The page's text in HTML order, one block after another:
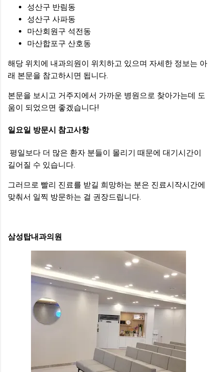
성산구 반림동
성산구 사파동
마산회원구 석전동
마산합포구 산호동
해당 위치에 내과의원이 위치하고 있으며 자세한 정보는 아
래 본문을 참고하시면 됩니다.
본문을 보시고 거주지에서 가까운 병원으로 찾아가는데 도
움이 되었으면 좋겠습니다!
일요일 방문시 참고사항
평일보다 더 많은 환자 분들이 몰리기 때문에 대기시간이
길어질 수 있습니다.
그러므로 빨리 진료를 받길 희망하는 분은 진료시작시간에
맞춰서 일찍 방문하는 걸 권장드립니다.
삼성탑내과의원